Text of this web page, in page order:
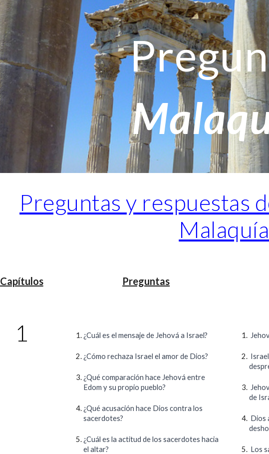
Skip to main content Skip to
Preguntas y respuestas
Capítulos Preguntas
1 ¿Cuál es el mensaje de Jehová a Israel?
¿Cómo rechaza Israel el amor de Dios?
¿Qué comparación hace Jehová entre
Edom y su propio pueblo?
¿Qué acusación hace Dios contra los
sacerdotes?
¿Cuál es la actitud de los sacerdotes hacia
el altar?
de
Dios
Los